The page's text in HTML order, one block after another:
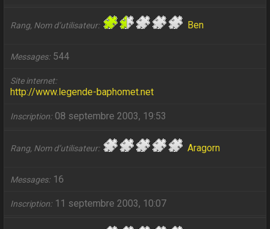
Rang, Nom d’utilisateur Ben
Messages 544
Site internet
http://www.legende-baphomet.net
Inscription 08 septembre 2003, 19:53
Rang, Nom d’utilisateur Aragorn
Messages 16
Inscription 11 septembre 2003, 10:07